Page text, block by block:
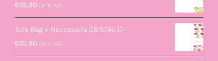
€10,90 com IVA
Tote Bag + Necessaire CRISTAL 17
€10,90 com IVA